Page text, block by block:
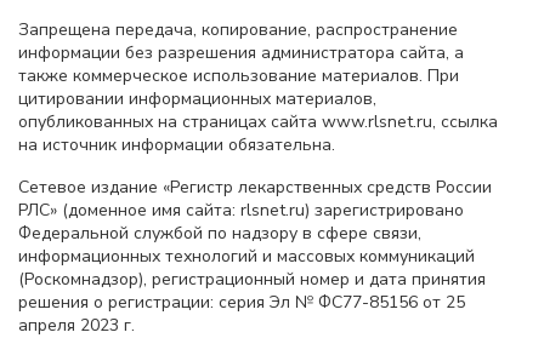
Запрещена передача, копирование, распространение
информации без разрешения администратора сайта, а
также коммерческое использование материалов. При
цитировании информационных материалов,
опубликованных на страницах сайта www.rlsnet.ru, ссылка
на источник информации обязательна.
Сетевое издание «Регистр лекарственных средств России
РЛС» (доменное имя сайта: rlsnet.ru) зарегистрировано
Федеральной службой по надзору в сфере связи,
информационных технологий и массовых коммуникаций
(Роскомнадзор), регистрационный номер и дата принятия
решения о регистрации: серия Эл № ФС77-85156 от 25
апреля 2023 г.